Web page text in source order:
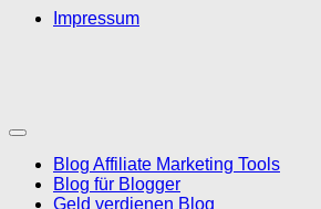
Impressum
Blog Affiliate Marketing Tools
Blog für Blogger
Geld verdienen Blog